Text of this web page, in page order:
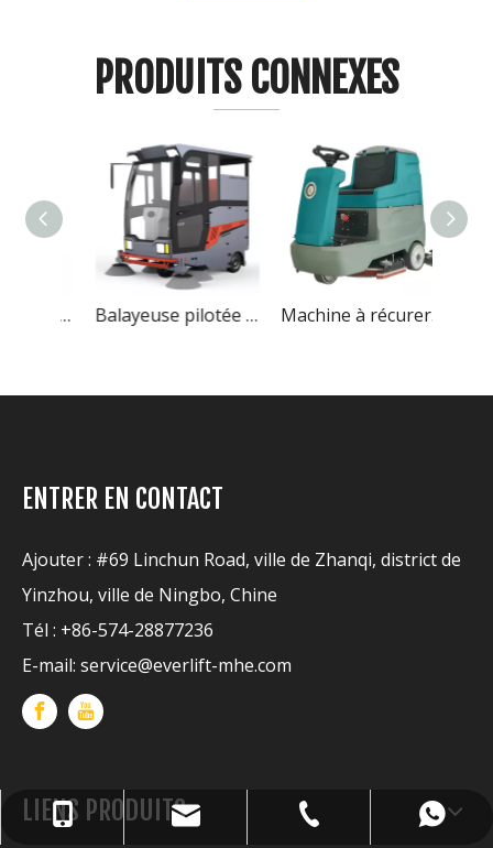
PRODUITS CONNEXES
Balayeuse pilotée Everlift M-2100 Machine à récurer simple à conduite Everlift Fc75/85-A
ENTRER EN CONTACT
Ajouter : #69 Linchun Road, ville de Zhanqi, district de
Yinzhou, ville de Ningbo, Chine
Tél : +86-574-28877236
E-mail: service@everlift-mhe.com
LIENS PRODUITS+86-13957414483
service@everlift-mhe.com
+86-574-28877236
+8613957414483